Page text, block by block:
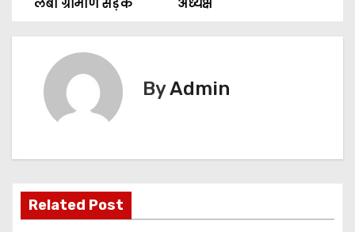
v
i
अध्यक्ष
लंबी ग्रामीण सड़कें
ByAdmin
Related Post